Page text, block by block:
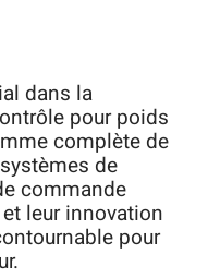
dans la
pour poids
complète de
de
commande
et leur innovation
pour